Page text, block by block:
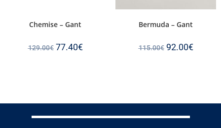
Chemise – Gant
129.00€ 77.40€
Bermuda – Gant
115.00€ 92.00€